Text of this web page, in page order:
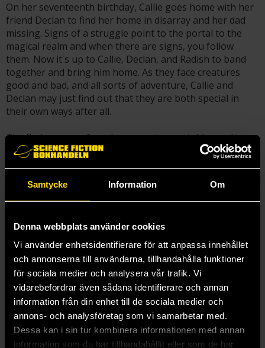
Samtycke Information Om
Denna webbplats använder cookies
Vi använder enhetsidentifierare för att anpassa innehållet
och annonserna till användarna, tillhandahålla funktioner
för sociala medier och analysera vår trafik. Vi
vidarebefordrar även sådana identifierare och annan
information från din enhet till de sociala medier och
annons- och analysföretag som vi samarbetar med.
Dessa kan i sin tur kombinera informationen med annan
information som du har tillhandahållit eller som de har
On her seventeenth birthday, Callie goes home with her
friend Declan to find her home in disarray and her dad
missing. Signs of a struggle point to the portal to the
magical realm and when there are signs, you follow
them. Now it's up to Callie, Declan, and Radish to band
together and bring him home. As they face creatures
good and bad, and all sorts of adventure, Callie and
Declan may just find out that they are both special in
their own ways after all.
The first season of mayhem, magic, vegetables and
adventure from Katie Cook's beloved Webtoon, Nothing
Special, is collected in this gorgeous graphic novel, which
- Texten syftar på första delen i serien.
Bevaka
Bevaka "Nothing Special" och få ett mail varje gång en ny del
i serien blir tillgänglig för beställning.
Skicka